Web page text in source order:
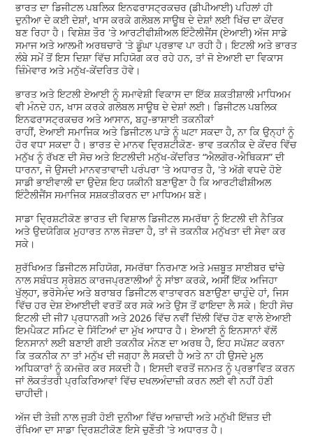
ਭਾਰਤ ਦਾ ਡਿਜੀਟਲ ਪਬਲਿਕ ਇਨਫਰਾਸਟ੍ਰਕਚਰ (ਡੀਪੀਆਈ) ਪਹਿਲਾਂ ਹੀ
ਦੁਨੀਆ ਦੇ ਕਈ ਦੇਸ਼ਾਂ, ਖਾਸ ਕਰਕੇ ਗਲੋਬਲ ਸਾਊਥ ਦੇ ਦੇਸ਼ਾਂ ਲਈ ਖਿੱਚ ਦਾ ਕੇਂਦਰ
ਬਣ ਰਿਹਾ ਹੈ। ਵਿਸ਼ੇਸ਼ ਤੌਰ 'ਤੇ ਆਰਟੀਫੀਸ਼ੀਅਲ ਇੰਟੈਲੀਜੈਂਸ (ਏਆਈ) ਅੱਜ ਸਾਡੇ
ਸਮਾਜ ਅਤੇ ਆਲਮੀ ਅਰਥਚਾਰੇ 'ਤੇ ਡੂੰਘਾ ਪ੍ਰਭਾਵ ਪਾ ਰਹੀ ਹੈ। ਇਟਲੀ ਅਤੇ ਭਾਰਤ
ਲੰਬੇ ਸਮੇਂ ਤੋਂ ਇਸ ਦਿਸ਼ਾ ਵਿੱਚ ਸਹਿਯੋਗ ਕਰ ਰਹੇ ਹਨ, ਤਾਂ ਜੋ ਏਆਈ ਦਾ ਵਿਕਾਸ
ਜ਼ਿੰਮੇਵਾਰ ਅਤੇ ਮਨੁੱਖ-ਕੇਂਦਰਿਤ ਹੋਵੇ।
ਭਾਰਤ ਅਤੇ ਇਟਲੀ ਏਆਈ ਨੂੰ ਸਮਾਵੇਸ਼ੀ ਵਿਕਾਸ ਦਾ ਇੱਕ ਸ਼ਕਤੀਸ਼ਾਲੀ ਮਾਧਿਅਮ
ਵੀ ਮੰਨਦੇ ਹਨ, ਖਾਸ ਕਰਕੇ ਗਲੋਬਲ ਸਾਊਥ ਦੇ ਦੇਸ਼ਾਂ ਲਈ। ਡਿਜੀਟਲ ਪਬਲਿਕ
ਇਨਫਰਾਸਟ੍ਰਕਚਰ ਅਤੇ ਆਸਾਨ, ਬਹੁ-ਭਾਸ਼ਾਈ ਤਕਨੀਕਾਂ
ਰਾਹੀਂ, ਏਆਈ ਸਮਾਜਿਕ ਅਤੇ ਡਿਜੀਟਲ ਪਾੜੇ ਨੂੰ ਘਟਾ ਸਕਦਾ ਹੈ, ਨਾ ਕਿ ਉਨ੍ਹਾਂ ਨੂੰ
ਹੋਰ ਵਧਾ ਸਕਦਾ ਹੈ। ਭਾਰਤ ਦੇ ਮਾਨਵ ਦ੍ਰਿਸ਼ਟੀਕੋਣ- ਭਾਵ ਤਕਨੀਕ ਦੇ ਕੇਂਦਰ ਵਿੱਚ
ਮਨੁੱਖ ਨੂੰ ਰੱਖਣ ਦੀ ਸੋਚ ਅਤੇ ਇਟਲੀਦੀ ਮਨੁੱਖ-ਕੇਂਦਰਿਤ “ਐਲਗੋਰ-ਐਥਿਕਸ” ਦੀ
ਧਾਰਨਾ, ਜੋ ਉਸਦੀ ਮਾਨਵਤਾਵਾਦੀ ਪਰੰਪਰਾ 'ਤੇ ਅਧਾਰਤ ਹੈ, 'ਤੇ ਅੱਗੇ ਵਧਦੇ ਹੋਏ
ਸਾਡੀ ਭਾਈਵਾਲੀ ਦਾ ਉਦੇਸ਼ ਇਹ ਯਕੀਨੀ ਬਣਾਉਣਾ ਹੈ ਕਿ ਆਰਟੀਫੀਸ਼ੀਅਲ
ਇੰਟੈਲੀਜੈਂਸ ਸਮਾਜਿਕ ਸਸ਼ਕਤੀਕਰਨ ਦਾ ਮਾਧਿਅਮ ਬਣੇ।
ਸਾਡਾ ਦ੍ਰਿਸ਼ਟੀਕੋਣ ਭਾਰਤ ਦੀ ਵਿਸ਼ਾਲ ਡਿਜੀਟਲ ਸਮਰੱਥਾ ਨੂੰ ਇਟਲੀ ਦੀ ਨੈਤਿਕ
ਅਤੇ ਉਦਯੋਗਿਕ ਮੁਹਾਰਤ ਨਾਲ ਜੋੜਦਾ ਹੈ, ਤਾਂ ਜੋ ਤਕਨੀਕ ਮਨੁੱਖਤਾ ਦੀ ਸੇਵਾ ਕਰ
ਸਕੇ।
ਸੁਰੱਖਿਅਤ ਡਿਜੀਟਲ ਸਹਿਯੋਗ, ਸਮਰੱਥਾ ਨਿਰਮਾਣ ਅਤੇ ਮਜ਼ਬੂਤ ਸਾਈਬਰ ਢਾਂਚੇ
ਨਾਲ ਸਬੰਧਤ ਸ੍ਰੇਸ਼ਠ ਕਾਰਜਪ੍ਰਣਾਲੀਆਂ ਨੂੰ ਸਾਂਝਾ ਕਰਕੇ, ਅਸੀਂ ਇੱਕ ਅਜਿਹਾ
ਖੁੱਲ੍ਹਾ, ਭਰੋਸੇਮੰਦ ਅਤੇ ਬਰਾਬਰ ਡਿਜੀਟਲ ਵਾਤਾਵਰਨ ਬਣਾਉਣਾ ਚਾਹੁੰਦੇ ਹਾਂ, ਜਿਸ
ਵਿੱਚ ਹਰ ਦੇਸ਼ ਏਆਈਦੀ ਵਰਤੋਂ ਕਰ ਸਕੇ ਅਤੇ ਉਸ ਤੋਂ ਫਾਇਦਾ ਲੈ ਸਕੇ। ਇਹੀ ਸੋਚ
ਇਟਲੀ ਦੀ ਜੀ7 ਪ੍ਰਧਾਨਗੀ ਅਤੇ 2026 ਵਿੱਚ ਨਵੀਂ ਦਿੱਲੀ ਵਿੱਚ ਹੋਣ ਵਾਲੇ ਏਆਈ
ਇਮਪੈਕਟ ਸਮਿਟ ਦੇ ਸਿੱਟਿਆਂ ਦਾ ਮੁੱਖ ਆਧਾਰ ਹੈ। ਏਆਈ ਨੂੰ ਇਨਸਾਨਾਂ ਵੱਲੋਂ
ਇਨਸਾਨਾਂ ਲਈ ਬਣਾਈ ਗਈ ਤਕਨੀਕ ਮੰਨਣ ਦਾ ਅਰਥ ਹੈ, ਇਹ ਸਪੱਸ਼ਟ ਕਰਨਾ
ਕਿ ਤਕਨੀਕ ਨਾ ਤਾਂ ਮਨੁੱਖ ਦੀ ਜਗ੍ਹਾ ਲੈ ਸਕਦੀ ਹੈ ਅਤੇ ਨਾ ਹੀ ਉਸਦੇ ਮੂਲ
ਅਧਿਕਾਰਾਂ ਨੂੰ ਕਮਜ਼ੋਰ ਕਰ ਸਕਦੀ ਹੈ। ਇਸਦੀ ਵਰਤੋਂ ਜਨਮਤ ਨੂੰ ਪ੍ਰਭਾਵਿਤ ਕਰਨ
ਜਾਂ ਲੋਕਤੰਤਰੀ ਪ੍ਰਕਿਰਿਆਵਾਂ ਵਿੱਚ ਦਖਲਅੰਦਾਜ਼ੀ ਕਰਨ ਲਈ ਵੀ ਨਹੀਂ ਹੋਣੀ
ਚਾਹੀਦੀ।
ਅੱਜ ਦੀ ਤੇਜ਼ੀ ਨਾਲ ਜੁੜੀ ਹੋਈ ਦੁਨੀਆ ਵਿੱਚ ਆਜ਼ਾਦੀ ਅਤੇ ਮਨੁੱਖੀ ਇੱਜ਼ਤ ਦੀ
ਰੱਖਿਆ ਦਾ ਸਾਡਾ ਦ੍ਰਿਸ਼ਟੀਕੋਣ ਇਸੇ ਚੁਣੌਤੀ 'ਤੇ ਅਧਾਰਤ ਹੈ।